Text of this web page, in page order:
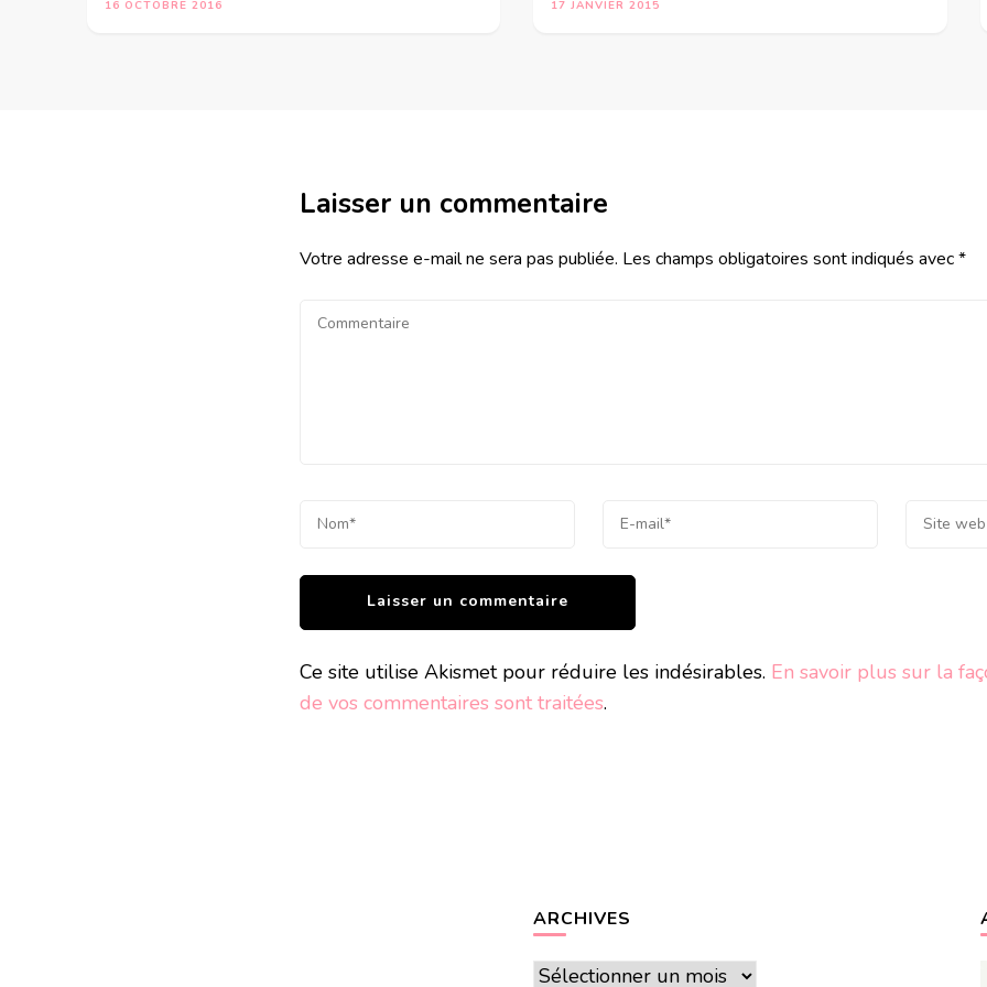
16 OCTOBRE 2016 17 JANVIER 2015
Laisser un commentaire
Votre adresse e-mail ne sera pas publiée. Les champs obligatoires sont indiqués avec*
Ce site utilise Akismet pour réduire les indésirables. En savoir plus sur la
de vos commentaires sont traitées.
ARCHIVES
Archives